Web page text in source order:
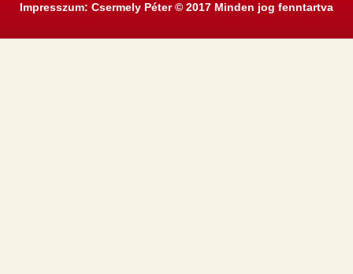
Impresszum: Csermely Péter © 2017 Minden jog fenntartva